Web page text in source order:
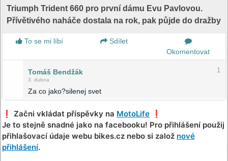
Triumph Trident 660 pro první dámu Evu Pavlovou.
Přívětivého naháče dostala na rok, pak půjde do dražby
To se mi líbí
Sdílet
Okomentovat
Tomáš Bendžák
3. dubna
1
Za co jako?silenej svet
❗️ Začni vkládat příspěvky na MotoLife ❗️
Je to stejně snadné jako na facebooku! Pro přihlášení použij
přihlašovací údaje webu bikes.cz nebo si založ nové
přihlášení.